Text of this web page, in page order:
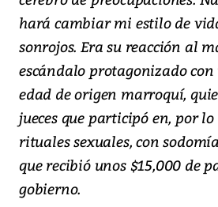
hará cambiar mi estilo de
sonrojos. Era su reacción al
escándalo protagonizado
edad de origen marroquí,
jueces que participó en, por
rituales sexuales, con
que recibió unos $15,000 de
gobierno.